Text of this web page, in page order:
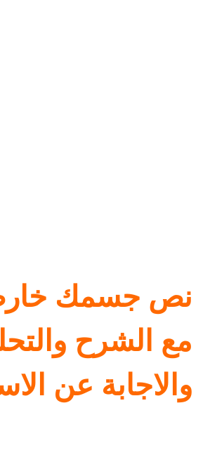
نص جسمك
مع الشرح
والاجابة عن